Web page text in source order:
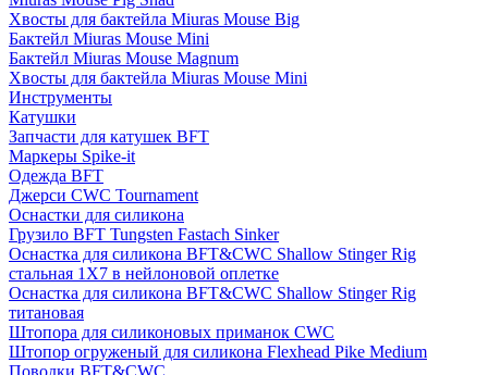
Хвосты для бактейла Miuras Mouse Big
Бактейл Miuras Mouse Mini
Бактейл Miuras Mouse Magnum
Хвосты для бактейла Miuras Mouse Mini
Инструменты
Катушки
Запчасти для катушек BFT
Маркеры Spike-it
Одежда BFT
Джерси CWC Tournament
Оснастки для силикона
Грузило BFT Tungsten Fastach Sinker
Оснастка для силикона BFT&CWC Shallow Stinger Rig
стальная 1X7 в нейлоновой оплетке
Оснастка для силикона BFT&CWC Shallow Stinger Rig
титановая
Штопора для силиконовых приманок CWC
Штопор огруженый для силикона Flexhead Pike Medium
Поводки BFT&CWC